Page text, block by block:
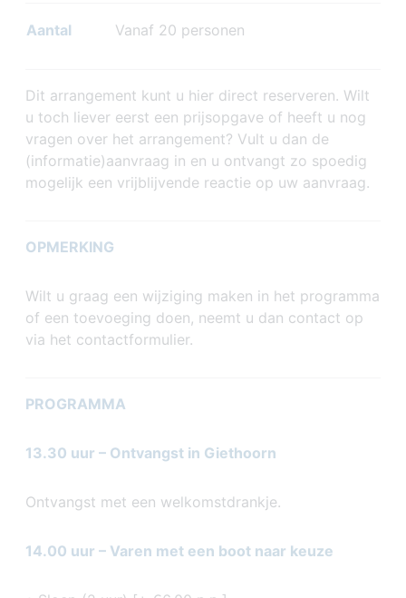
Aantal Vanaf 20 personen
Dit arrangement kunt u hier direct reserveren. Wilt
u toch liever eerst een prijsopgave of heeft u nog
vragen over het arrangement? Vult u dan de
(informatie)aanvraag in en u ontvangt zo spoedig
mogelijk een vrijblijvende reactie op uw aanvraag.
OPMERKING
Wilt u graag een wijziging maken in het programma
of een toevoeging doen, neemt u dan contact op
via het contactformulier.
PROGRAMMA
13.30 uur – Ontvangst in Giethoorn
Ontvangst met een welkomstdrankje.
14.00 uur – Varen met een boot naar keuze